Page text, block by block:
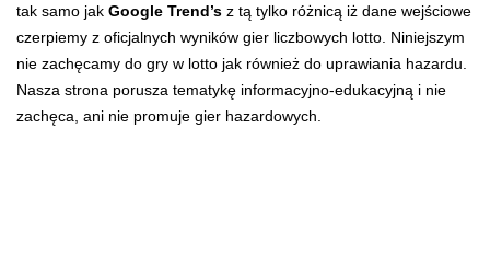
tak samo jak Google Trend’s z tą tylko różnicą iż dane wejściowe
czerpiemy z oficjalnych wyników gier liczbowych lotto. Niniejszym
nie zachęcamy do gry w lotto jak również do uprawiania hazardu.
Nasza strona porusza tematykę informacyjno-edukacyjną i nie
zachęca, ani nie promuje gier hazardowych.